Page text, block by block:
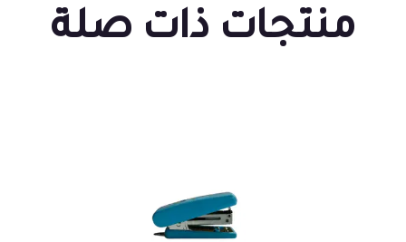
منتجات ذات صلة